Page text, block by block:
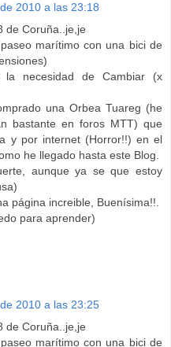
2010 a las 23:18
de Coruña..je,je
marítimo con una bici de
necesidad de Cambiar (x
una Orbea Tuareg (he
bastante en foros MTT) que
y por internet (Horror!!) en el
he llegado hasta este Blog.
aunque ya se que estoy
página increible, Buenísima!!.
para aprender)
2010 a las 23:25
de Coruña..je,je
marítimo con una bici de